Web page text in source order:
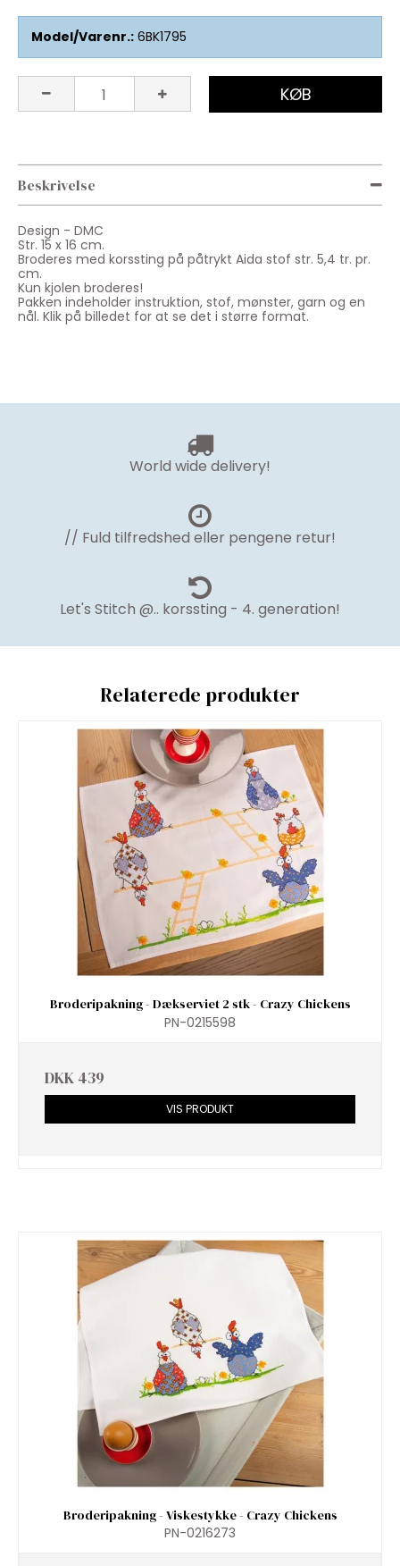
Model/Varenr.: 6BK1795
KØB
Beskrivelse
Design - DMC
Str. 15 x 16 cm.
Broderes med korssting på påtrykt Aida stof str. 5,4 tr. pr.
cm.
Kun kjolen broderes!
Pakken indeholder instruktion, stof, mønster, garn og en
nål. Klik på billedet for at se det i større format.
World wide delivery!
// Fuld tilfredshed eller pengene retur!
Let's Stitch @.. korssting - 4. generation!
Relaterede produkter
Broderipakning - Dækserviet 2 stk - Crazy Chickens
PN-0215598
DKK 439
VIS PRODUKT
Broderipakning - Viskestykke - Crazy Chickens
PN-0216273